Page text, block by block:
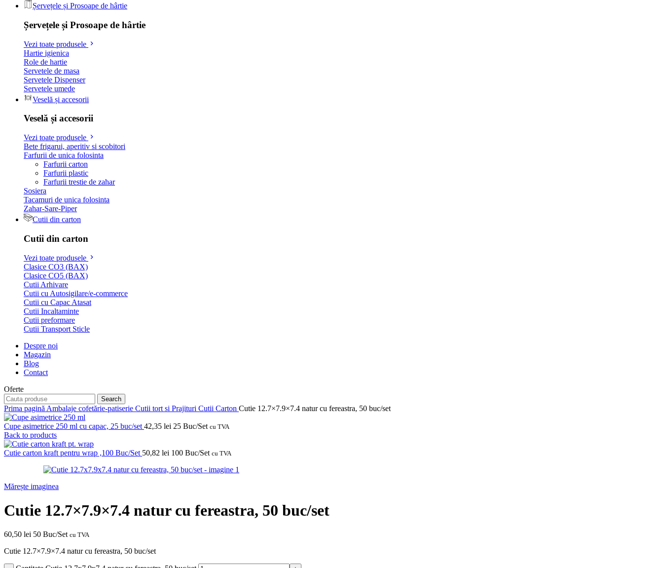
Șervețele și Prosoape de hârtie
Șervețele și Prosoape de hârtie
Vezi toate produsele
Hartie igienica
Role de hartie
Servetele de masa
Servetele Dispenser
Servetele umede
Veselă și accesorii
Veselă și accesorii
Vezi toate produsele
Bete frigarui, aperitiv si scobitori
Farfurii de unica folosinta
Farfurii carton
Farfurii plastic
Farfurii trestie de zahar
Sosiera
Tacamuri de unica folosinta
Zahar-Sare-Piper
Cutii din carton
Cutii din carton
Vezi toate produsele
Clasice CO3 (BAX)
Clasice CO5 (BAX)
Cutii Arhivare
Cutii cu Autosigilare/e-commerce
Cutii cu Capac Atasat
Cutii Incaltaminte
Cutii preformare
Cutii Transport Sticle
Despre noi
Magazin
Blog
Contact
Oferte
Search
Prima pagină Ambalaje cofetărie-patiserie Cutii tort si Prajituri Cutii Carton Cutie 12.7×7.9×7.4 natur cu fereastra, 50 buc/set
Cupe asimetrice 250 ml cu capac, 25 buc/set 42,35 lei 25 Buc/Set cu TVA
Back to products
Cutie carton kraft pentru wrap ,100 Buc/Set 50,82 lei 100 Buc/Set cu TVA
Mărește imaginea
Cutie 12.7×7.9×7.4 natur cu fereastra, 50 buc/set
60,50 lei 50 Buc/Set cu TVA
Cutie 12.7×7.9×7.4 natur cu fereastra, 50 buc/set